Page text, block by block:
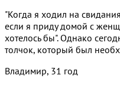
"Когда я ходил на
если я приду домой с
хотелось бы". Однако
толчок, который был
Владимир, 31 год